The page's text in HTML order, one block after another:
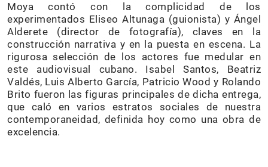
Moya contó con la complicidad de los
experimentados Eliseo Altunaga (guionista) y Ángel
Alderete (director de fotografía), claves en la
construcción narrativa y en la puesta en escena. La
rigurosa selección de los actores fue medular en
este audiovisual cubano. Isabel Santos, Beatriz
Valdés, Luis Alberto García, Patricio Wood y Rolando
Brito fueron las figuras principales de dicha entrega,
que caló en varios estratos sociales de nuestra
contemporaneidad, definida hoy como una obra de
excelencia.